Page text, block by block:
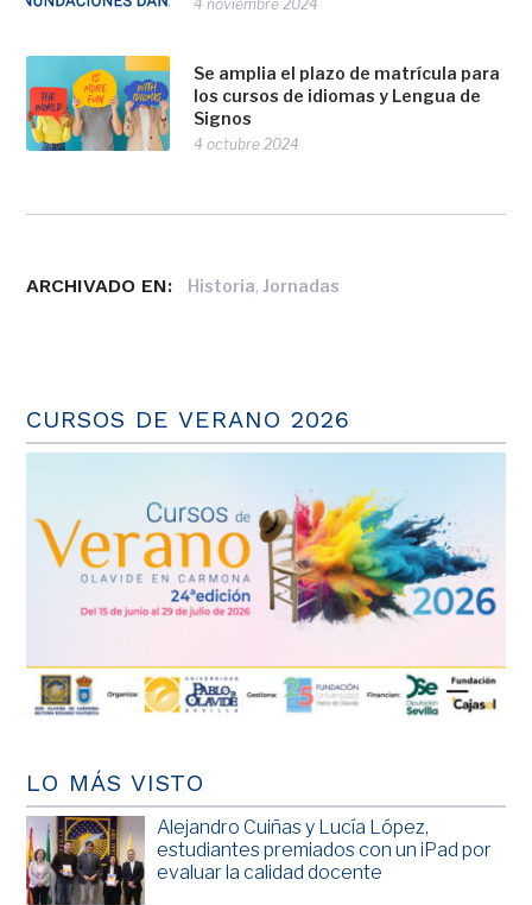
4 noviembre 2024
Se amplia el plazo de matrícula para
los cursos de idiomas y Lengua de
Signos
4 octubre 2024
ARCHIVADO EN: Historia,Jornadas
CURSOS DE VERANO 2026
LO MÁS VISTO
Alejandro Cuiñas y Lucía López,
estudiantes premiados con un iPad por
evaluar la calidad docente